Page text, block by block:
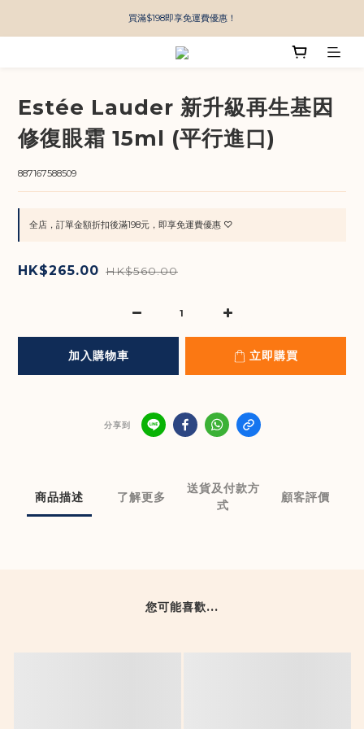
買滿$198即享免運費優惠！
Estée Lauder 新升級再生基因
修復眼霜 15ml (平行進口)
887167588509
全店，訂單金額折扣後滿198元，即享免運費優惠 ♡
HK$265.00 HK$560.00
加入購物車 立即購買
分享到
商品描述 了解更多
送貨及付款方
式
顧客評價
您可能喜歡...